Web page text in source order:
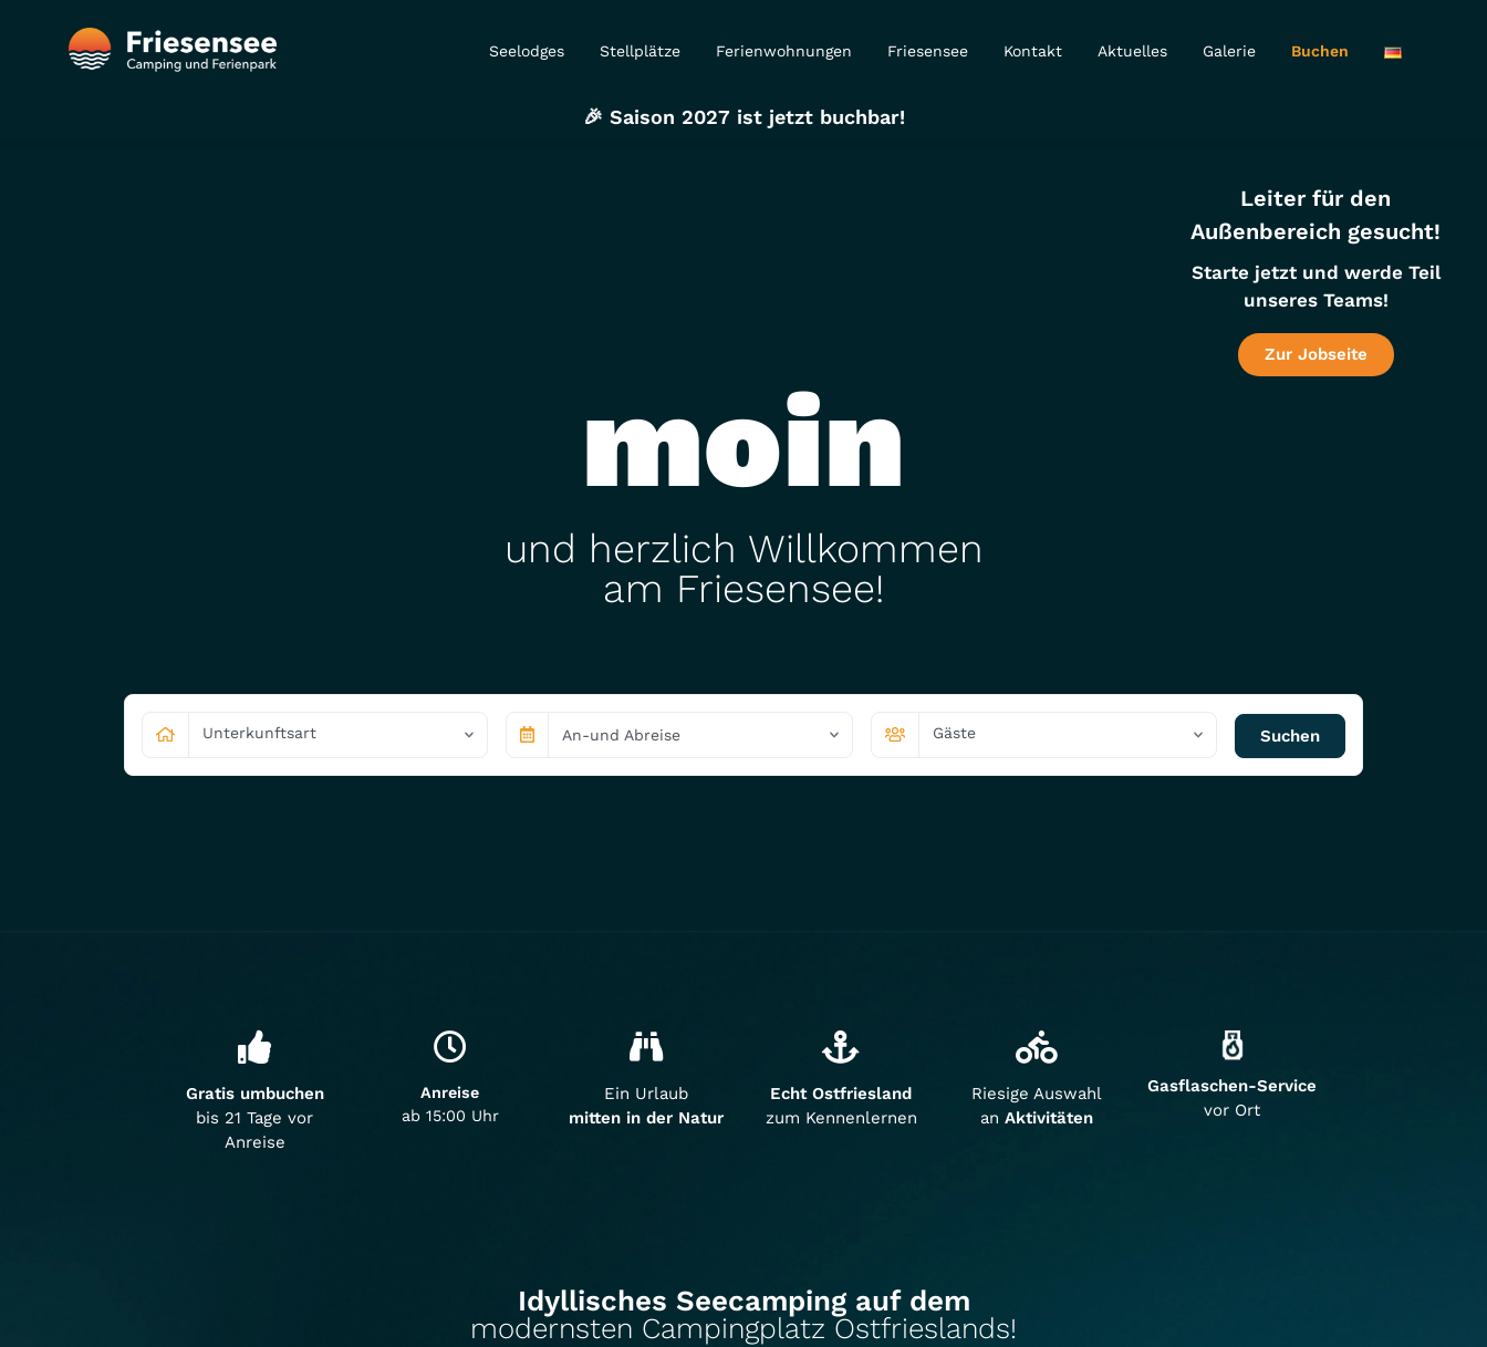
Seelodges Stellplätze Ferienwohnungen Friesensee Kontakt Aktuelles Galerie Buchen
🎉 Saison 2027 ist jetzt buchbar!
Leiter für den
Außenbereich gesucht!
Starte jetzt und werde Teil
unseres Teams!
Zur Jobseite
moin
und herzlich Willkommen
am Friesensee!
Unterkunftsart An-und Abreise Gäste Suchen
Gratis umbuchen
bis 21 Tage vor
Anreise
Anreise
ab 15:00 Uhr
Ein Urlaub
mitten in der Natur
Echt Ostfriesland
zum Kennenlernen
Riesige Auswahl
an Aktivitäten
Gasflaschen-Service
vor Ort
Idyllisches Seecamping auf dem
modernsten Campingplatz Ostfrieslands!